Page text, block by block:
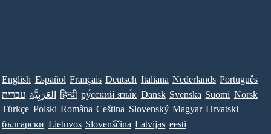
English Español Français Deutsch Italiana Nederlands Português
עברית العَرَبِيَّة हिन्दी ру́сский язы́к Dansk Svenska Suomi Norsk
Türkçe Polski Româna Ceština Slovenský Magyar Hrvatski
български Lietuvos Slovenščina Latvijas eesti